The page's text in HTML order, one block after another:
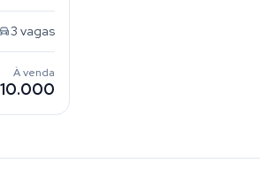
3 vagas
À venda